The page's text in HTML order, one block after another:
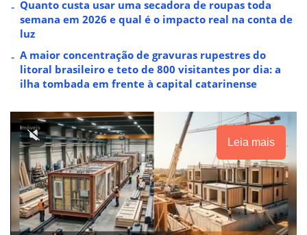
Quanto custa usar uma secadora de roupas toda
semana em 2026 e qual é o impacto real na conta de
luz
A maior concentração de gravuras rupestres do
litoral brasileiro e teto de 800 visitantes por dia: a
ilha tombada em frente à capital catarinense
Leia mais